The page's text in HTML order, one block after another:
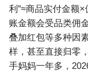
利”≈商品实付金额
账金额会受品类佣
叠加红包等多种因
样，甚至直接归零
手妈妈一年多，